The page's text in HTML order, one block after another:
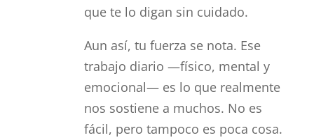
que te lo digan sin cuidado.
Aun así, tu fuerza se nota. Ese
trabajo diario —físico, mental y
emocional— es lo que realmente
nos sostiene a muchos. No es
fácil, pero tampoco es poca cosa.